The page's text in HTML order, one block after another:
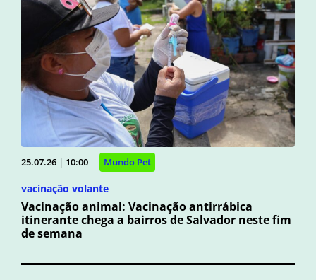
25.07.26 | 10:00 Mundo Pet
vacinação volante
Vacinação animal: Vacinação antirrábica
itinerante chega a bairros de Salvador neste fim
de semana